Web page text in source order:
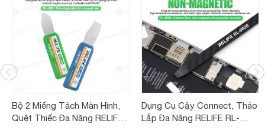
Bộ 2 Miếng Tách Màn Hình,
Quệt Thiếc Đa Năng RELIFE
Dụng Cụ Cậy Connect, Tháo
Lắp Đa Năng RELIFE RL-